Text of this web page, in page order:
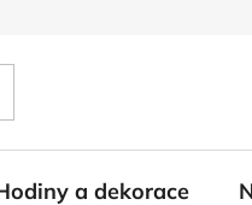
a dekorace